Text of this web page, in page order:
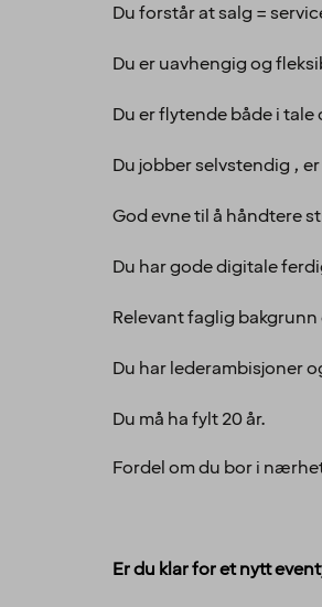
Du forstår at salg =
Du er uavhengig og
Du er flytende både i
Du jobber selvstendig ,
God evne til å håndtere
Du har gode digitale
Relevant faglig bakgrunn
Du har lederambisjoner
Du må ha fylt 20 år.
Fordel om du bor i
Er du klar for et nytt